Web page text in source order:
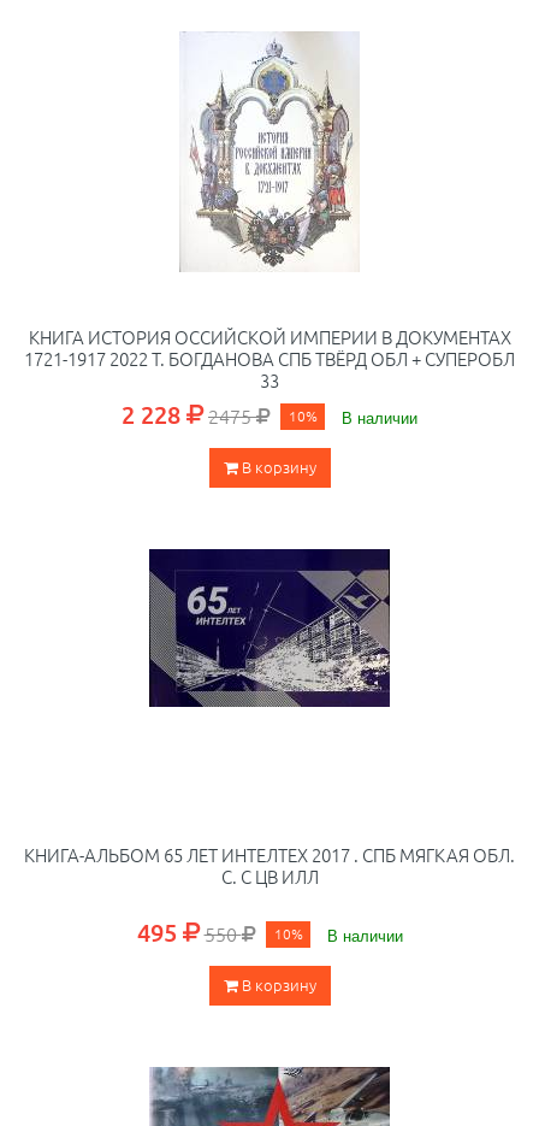
КНИГА ИСТОРИЯ ОССИЙСКОЙ ИМПЕРИИ В ДОКУМЕНТАХ
1721-1917 2022 Т. БОГДАНОВА СПБ ТВЁРД ОБЛ + СУПЕРОБЛ
33
2 228 2475 10% В наличии
В корзину
КНИГА-АЛЬБОМ 65 ЛЕТ ИНТЕЛТЕХ 2017 . СПБ МЯГКАЯ ОБЛ.
С. С ЦВ ИЛЛ
495 550 10% В наличии
В корзину